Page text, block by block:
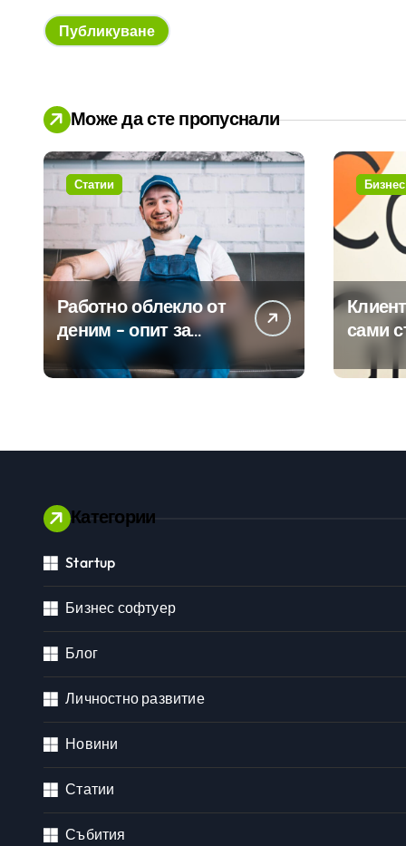
Може да сте пропуснали
Статии
Работно облекло от
деним – опит за
модернизиране на
традицията
сами
ERP
Категории
Startup
Бизнес софтуер
Блог
Личностно развитие
Новини
Статии
Събития